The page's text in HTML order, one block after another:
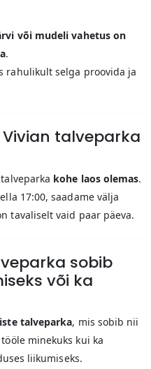
või mudeli vahetus on
.
rahulikult selga proovida ja
talveparka
kohe laos olemas.
17:00, saadame välja
tavaliselt vaid paar päeva.
sobib
või ka
talveparka, mis sobib nii
minekuks kui ka
liikumiseks.